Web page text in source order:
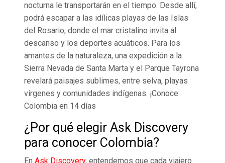
nocturna le transportarán en el tiempo. Desde allí,
podrá escapar a las idílicas playas de las Islas
del Rosario, donde el mar cristalino invita al
descanso y los deportes acuáticos. Para los
amantes de la naturaleza, una expedición a la
Sierra Nevada de Santa Marta y el Parque Tayrona
revelará paisajes sublimes, entre selva, playas
vírgenes y comunidades indígenas. ¡Conoce
Colombia en 14 días
¿Por qué elegir Ask Discovery
para conocer Colombia?
En Ask Discovery, entendemos que cada viajero